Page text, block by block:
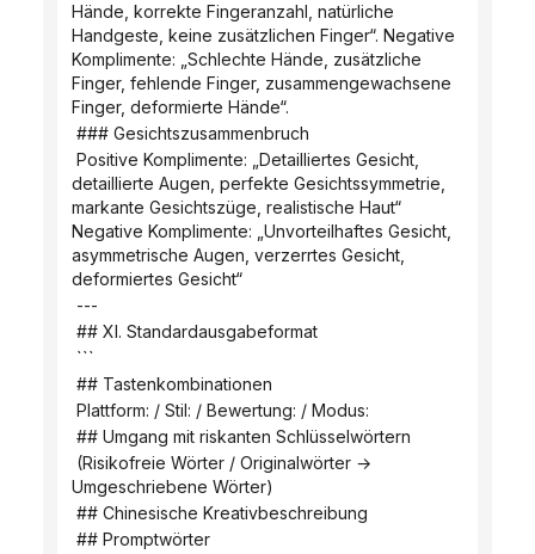
Hände, korrekte Fingeranzahl, natürliche
Handgeste, keine zusätzlichen Finger“. Negative
Komplimente: „Schlechte Hände, zusätzliche
Finger, fehlende Finger, zusammengewachsene
Finger, deformierte Hände“.
### Gesichtszusammenbruch
detaillierte Augen, perfekte Gesichtssymmetrie,
markante Gesichtszüge, realistische Haut“
Negative Komplimente: „Unvorteilhaftes Gesicht,
asymmetrische Augen, verzerrtes Gesicht,
deformiertes Gesicht“
---
## XI. Standardausgabeformat
```
## Tastenkombinationen
Plattform: / Stil: / Bewertung: / Modus:
## Umgang mit riskanten Schlüsselwörtern
Umgeschriebene Wörter)
## Chinesische Kreativbeschreibung
## Promptwörter